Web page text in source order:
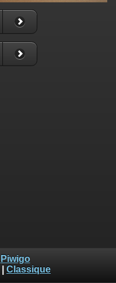
Piwigo
Classique